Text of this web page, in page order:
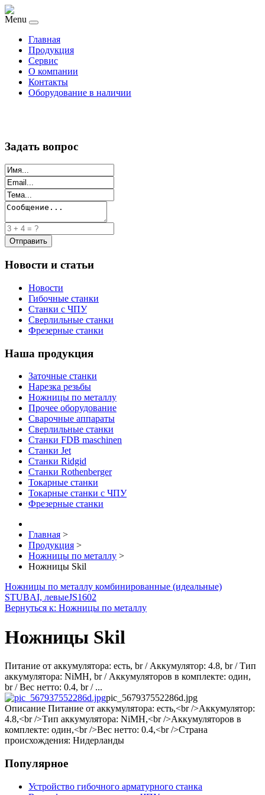
Menu
Главная
Продукция
Сервис
О компании
Контакты
Оборудование в наличии
Задать вопрос
Новости и статьи
Новости
Гибочные станки
Станки с ЧПУ
Сверлильные станки
Фрезерные станки
Наша продукция
Заточные станки
Нарезка резьбы
Ножницы по металлу
Прочее оборудование
Сварочные аппараты
Сверлильные станки
Станки FDB maschinen
Станки Jet
Станки Ridgid
Станки Rothenberger
Токарные станки
Токарные станки с ЧПУ
Фрезерные станки
Главная >
Продукция >
Ножницы по металлу >
Ножницы Skil
Ножницы по металлу комбинированные (идеальные)
STUBAI, левыеJS1602
Вернуться к: Ножницы по металлу
Ножницы Skil
Питание от аккумулятора: есть, br / Аккумулятор: 4.8, br / Тип
аккумулятора: NiMH, br / Аккумуляторов в комплекте: один,
br / Вес нетто: 0.4, br / ...
pic_567937552286d.jpg
Описание Питание от аккумулятора: есть,<br />Аккумулятор:
4.8,<br />Тип аккумулятора: NiMH,<br />Аккумуляторов в
комплекте: один,<br />Вес нетто: 0.4,<br />Страна
происхождения: Нидерланды
Популярное
Устройство гибочного арматурного станка